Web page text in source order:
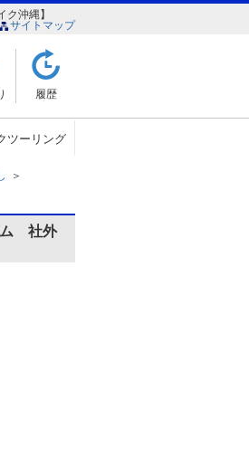
沖縄】
サイトマップ
履歴
ツーリング
＞
ム 社外